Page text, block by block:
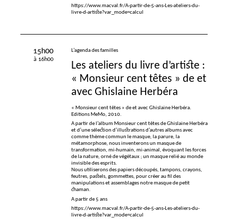
https://www.macval.fr/A-partir-de-5-ans-Les-ateliers-du-
livre-d-artiste?var_mode=calcul
15h00
à 16h00
L’agenda des familles
Les ateliers du livre d’artiste :
« Monsieur cent têtes » de et
avec Ghislaine Herbéra
« Monsieur cent têtes » de et avec Ghislaine Herbéra.
Editions MeMo, 2010.
A partir de l’album Monsieur cent têtes de Ghislaine Herbéra
et d’une sélection d’illustrations d’autres albums avec
comme thème commun le masque, la parure, la
métamorphose, nous inventerons un masque de
transformation, mi-humain, mi-animal, évoquant les forces
de la nature, orné de végétaux ; un masque relié au monde
invisible des esprits.
Nous utiliserons des papiers découpés, tampons, crayons,
feutres, pastels, gommettes, pour créer au fil des
manipulations et assemblages notre masque de petit
chaman.
A partir de 5 ans
https://www.macval.fr/A-partir-de-5-ans-Les-ateliers-du-
livre-d-artiste?var_mode=calcul